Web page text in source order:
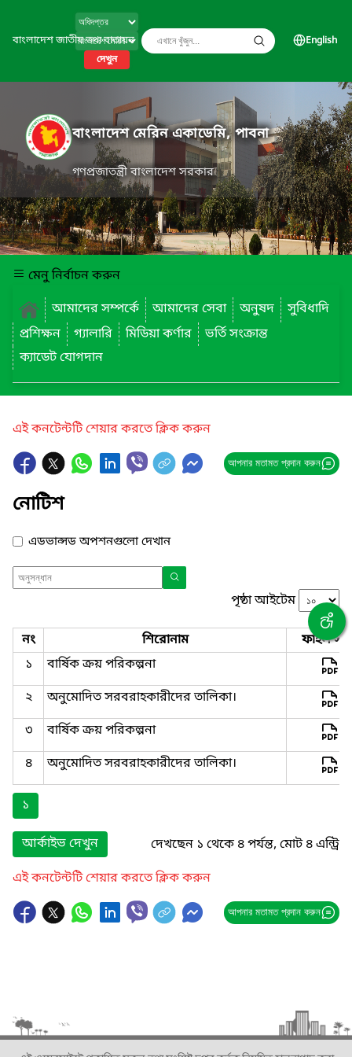
বাংলাদেশ জাতীয় তথ্য বাতায়ন
দেখুন
English
বাংলাদেশ মেরিন একাডেমি, পাবনা
গণপ্রজাতন্ত্রী বাংলাদেশ সরকার
মেনু নির্বাচন করুন
আমাদের সম্পর্কে
আমাদের সেবা অনুষদ
সুবিধাদি
প্রশিক্ষন
গ্যালারি মিডিয়া কর্ণার
ভর্তি সংক্রান্ত
ক্যাডেট যোগদান
এই কনটেন্টটি শেয়ার করতে ক্লিক করুন
আপনার মতামত প্রদান করুন
নোটিশ
এডভান্সড অপশনগুলো দেখান
পৃষ্ঠা আইটেম
নং শিরোনাম
ফাইল
১
বার্ষিক ক্রয় পরিকল্পনা
২
অনুমোদিত সরবরাহকারীদের তালিকা।
৩
বার্ষিক ক্রয় পরিকল্পনা
৪
অনুমোদিত সরবরাহকারীদের তালিকা।
১
আর্কাইভ দেখুন
দেখছেন ১ থেকে ৪ পর্যন্ত, মোট ৪ এন্ট্রি
এই কনটেন্টটি শেয়ার করতে ক্লিক করুন
আপনার মতামত প্রদান করুন